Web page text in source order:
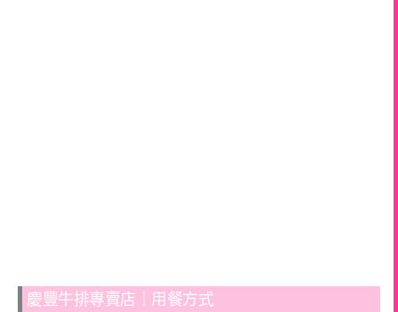
慶豐牛排專賣店｜用餐方式